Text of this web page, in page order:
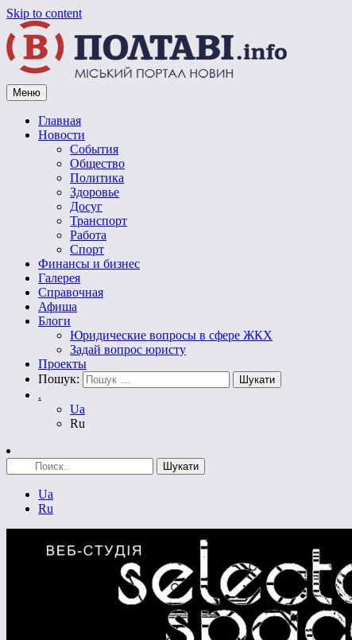
Skip to content
Vpoltave.info
Полтавский портал новостей
Меню
Главная
Новости
События
Общество
Политика
Здоровье
Досуг
Транспорт
Работа
Спорт
Финансы и бизнес
Галерея
Справочная
Афиша
Блоги
Юридические вопросы в сфере ЖКХ
Задай вопрос юристу
Проекты
Пошук:
.
Ua
Ru
Ua
Ru